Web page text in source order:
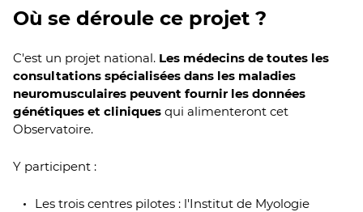
Où se déroule ce projet ?
C'est un projet national. Les médecins de toutes les
consultations spécialisées dans les maladies
neuromusculaires peuvent fournir les données
génétiques et cliniques qui alimenteront cet
Observatoire.
Y participent :
Les trois centres pilotes : l'Institut de Myologie